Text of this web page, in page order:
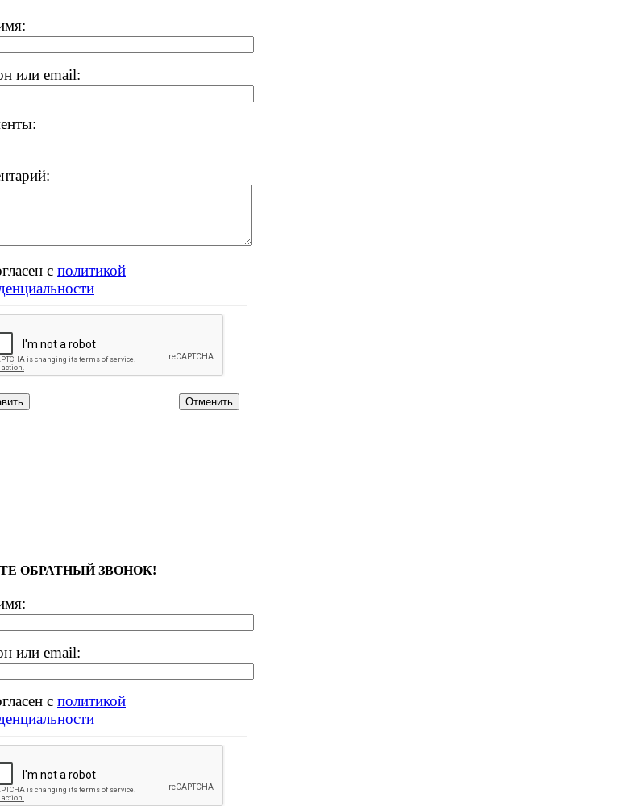
или email:
с политикой
Отменить
ОБРАТНЫЙ ЗВОНОК!
или email:
с политикой